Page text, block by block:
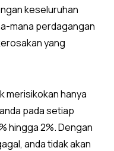
keseluruhan
mana perdagangan
yang
merisikokan hanya
pada setiap
hingga 2%. Dengan
anda tidak akan